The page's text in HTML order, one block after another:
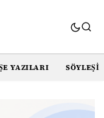
YAZILARI SÖYLEŞI